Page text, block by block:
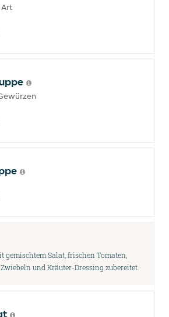
gemischtem Salat, frischen Tomaten,
und Kräuter-Dressing zubereitet.